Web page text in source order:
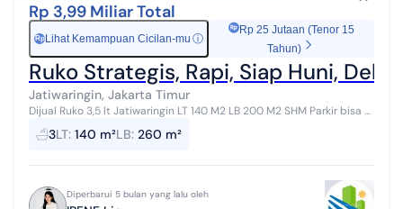
Rp 3,99 Miliar Total
Rp Lihat Kemampuan Cicilan-mu ⓘ
Rp 25 Jutaan (Tenor 15
Tahun)
Ruko Strategis, Rapi, Siap Huni,
Jatiwaringin, Jakarta Timur
Dijual Ruko 3,5 lt Jatiwaringin LT 140 M2 LB 200 M2 SHM Parkir bisa 6
Mobil dan 6 Motor KM 3 LT 4 Mushala Listrik setiap lantai : Lantai 1 :
10,6...3LT: 140 m²LB: 260 m²
Diperbarui 5 bulan yang lalu oleh